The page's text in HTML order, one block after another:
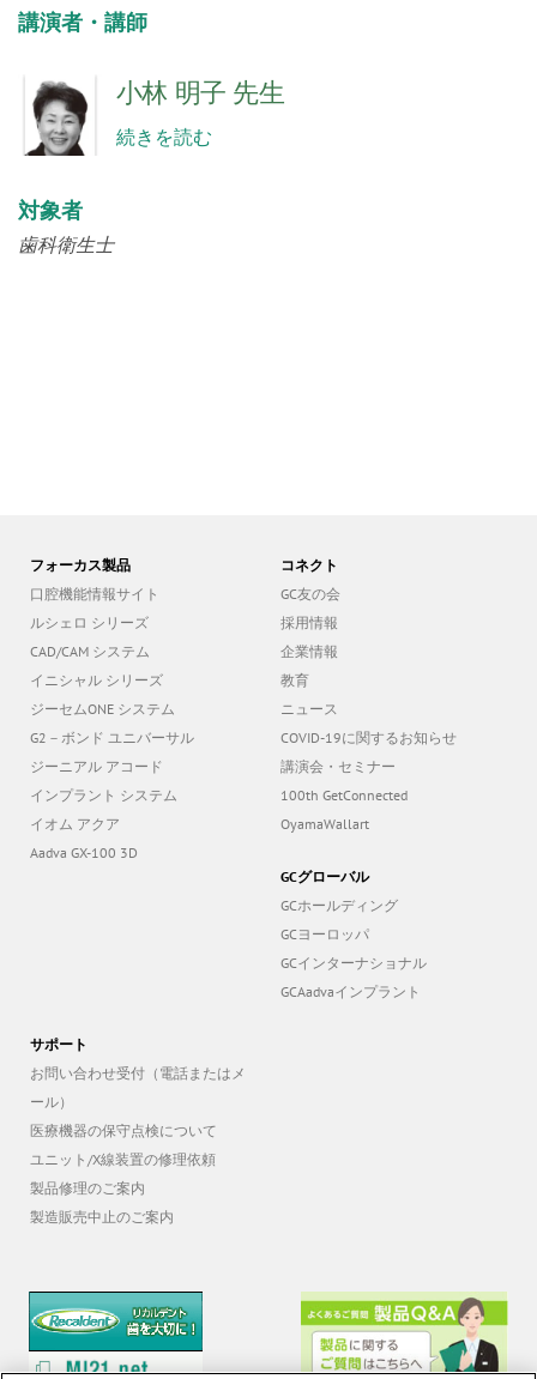
講演者・講師
小林 明子 先生
続きを読む
対象者
歯科衛生士
フォーカス製品
口腔機能情報サイト
ルシェロ シリーズ
CAD/CAM システム
イニシャル シリーズ
ジーセムONE システム
G2－ボンド ユニバーサル
ジーニアル アコード
インプラント システム
イオム アクア
Aadva GX-100 3D
コネクト
GC友の会
採用情報
企業情報
教育
ニュース
COVID-19に関するお知らせ
講演会・セミナー
100th GetConnected
OyamaWallart
GCグローバル
GCホールディング
GCヨーロッパ
GCインターナショナル
GCAadvaインプラント
サポート
お問い合わせ受付（電話またはメ
ール）
医療機器の保守点検について
ユニット/X線装置の修理依頼
製品修理のご案内
製造販売中止のご案内